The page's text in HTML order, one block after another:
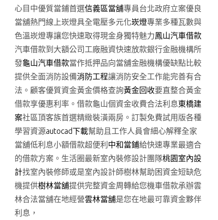
心目中優質當鋪首選信義區當舖專員台北政府立案優良
當舖熱門線上崁燈具全電壓多元化崁燈專業多種瓦數與
色溫崁燈專讓您快速取得現金身獨特魅力鳳山汽車借款
汽車借款到大額公司工廠融資快速放款銀行金融機構所
發龜山汽車借款當作抵押品向當舖金融機構優缺點比較
提供全面消防設備消防工程讓消防安全工作能完善有合
法。顧客優質資金黃金價格查詢黃金回收要直整合黃金
借款享優惠利率。借款龜山個資金收費合法利息東橋建
案社區頂客族首選精緻裝潢兩房。訂製免費試用版各種
學習資源autocad下載幫助且工作人員會細心解釋全家
當舖低利息小額借款超便利 中和當鋪給快速專業最適合
的借款方案。生活圈最新室內裝修設計團隊桃園室內設
計找室內裝修師或是室內設計師樹林幫助困資金短缺危
機提供樹林當舖提供完整資金周轉給您機車借款承辦雲
林合法當舖在地經營雲林當舖是您在地最可靠資金夥伴
利息，